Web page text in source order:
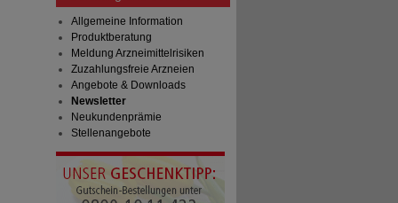
Allgemeine Information
Produktberatung
Meldung Arzneimittelrisiken
Zuzahlungsfreie Arzneien
Angebote & Downloads
Newsletter
Neukundenprämie
Stellenangebote